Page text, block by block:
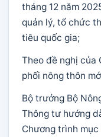
tháng 12 năm
quản lý, tổ chức
tiêu quốc gia;
Theo đề nghị của
phối nông thôn
Bộ trưởng Bộ
Thông tư hướng
Chương trình